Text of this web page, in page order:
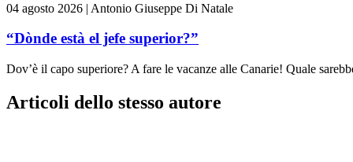
04 agosto 2026 | Antonio Giuseppe Di Natale
“Dònde està el jefe superior?”
Dov’è il capo superiore? A fare le vacanze alle Canarie! Quale
Articoli dello stesso autore